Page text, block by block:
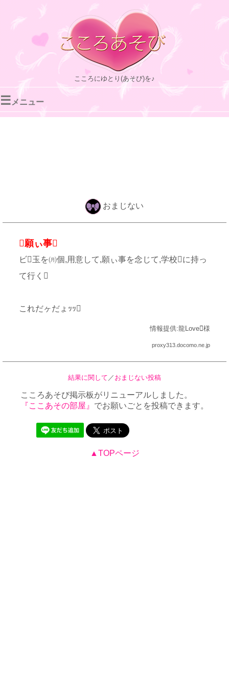
こころにゆとり(あそび)を♪
☰ メニュー
おまじない
願ぃ事
ビ玉を㈪個,用意して,願ぃ事を念じて,学校に持っ
て行く
これだヶだょｯｯ
情報提供:龍Love様
proxy313.docomo.ne.jp
結果に関して ／ おまじない投稿
こころあそび掲示板がリニューアルしました。
『ここあその部屋』 でお願いごとを投稿できます。
▲TOPページ